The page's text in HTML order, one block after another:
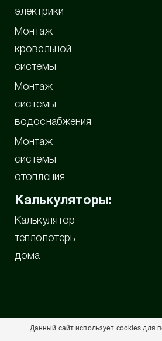
электрики
Монтаж
кровельной
системы
Монтаж
системы
водоснабжения
Монтаж
системы
отопления
Калькуляторы:
Калькулятор
теплопотерь
дома
Данный сайт использует cookies для